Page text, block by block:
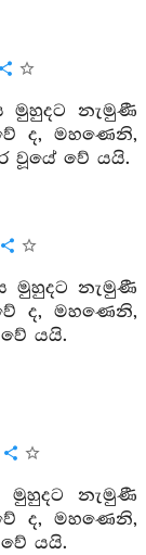
මුහුදට නැමුණී
ද, මහණෙනි,
වූයේ වේ යයි.
මුහුදට නැමුණී
ද, මහණෙනි,
යයි.
මුහුදට නැමුණී
ද, මහණෙනි,
යයි.